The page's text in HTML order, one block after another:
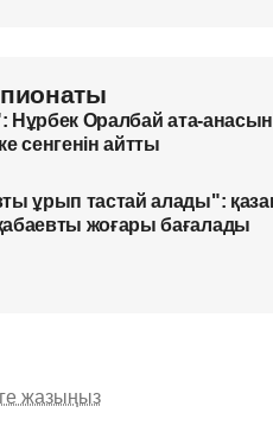
Нұрбек Оралбай ата-
сенгенін айтты
ұрып тастай алады":
жоғары бағалады
жазыңыз